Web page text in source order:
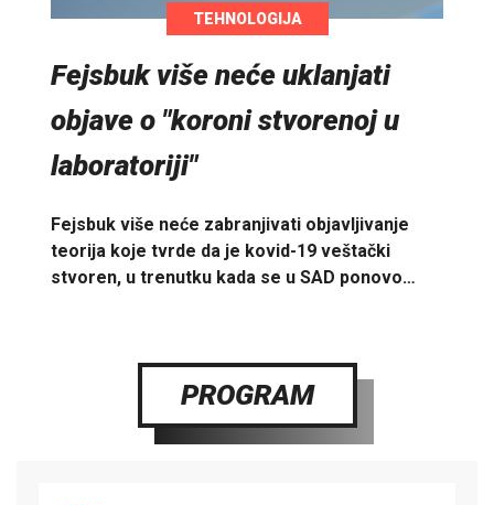
TEHNOLOGIJA
Fejsbuk više neće uklanjati
objave o "koroni stvorenoj u
laboratoriji"
Fejsbuk više neće zabranjivati objavljivanje
teorija koje tvrde da je kovid-19 veštački
stvoren, u trenutku kada se u SAD ponovo…
PROGRAM